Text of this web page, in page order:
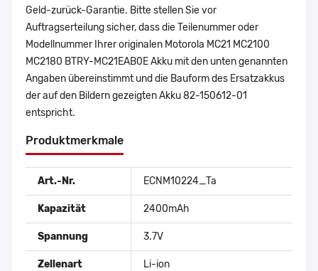
Geld-zurück-Garantie. Bitte stellen Sie vor
Auftragserteilung sicher, dass die Teilenummer oder
Modellnummer Ihrer originalen Motorola MC21 MC2100
MC2180 BTRY-MC21EAB0E Akku mit den unten genannten
Angaben übereinstimmt und die Bauform des Ersatzakkus
der auf den Bildern gezeigten Akku 82-150612-01
entspricht.
Produktmerkmale
Art.-Nr. ECNM10224_Ta
Kapazität 2400mAh
Spannung 3.7V
Zellenart Li-ion